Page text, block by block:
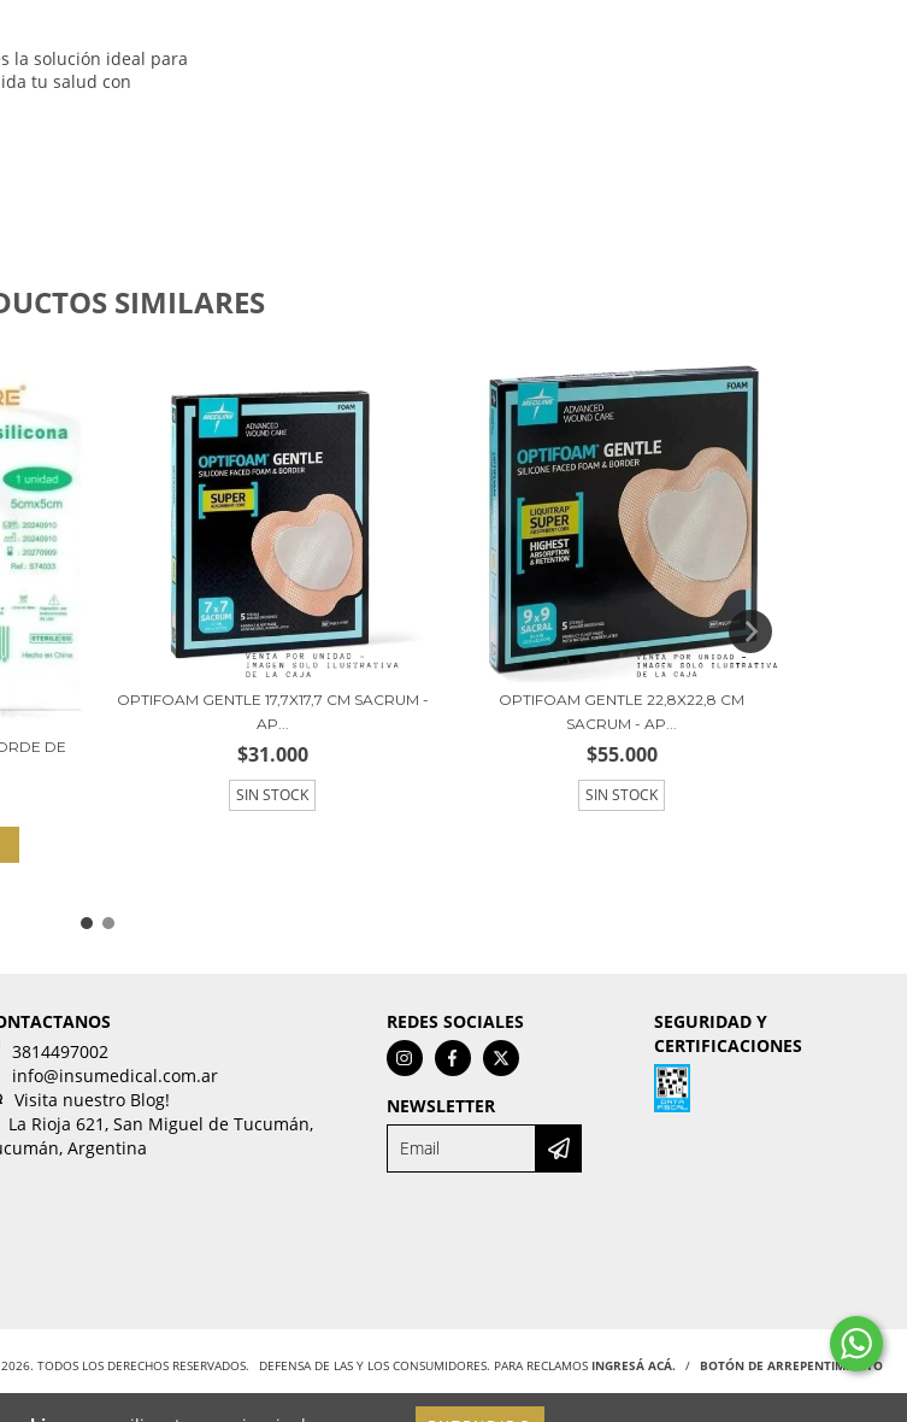
la solución ideal para
tu salud con
SIMILARES
DE
OPTIFOAM GENTLE 17,7X17,7 CM SACRUM -
AP...
$31.000
SIN STOCK
OPTIFOAM GENTLE 22,8X22,8 CM
SACRUM - AP...
$55.000
SIN STOCK
3814497002
info@insumedical.com.ar
Visita nuestro Blog!
La Rioja 621, San Miguel de Tucumán,
Argentina
REDES SOCIALES
NEWSLETTER
SEGURIDAD Y
CERTIFICACIONES
TODOS LOS DERECHOS RESERVADOS. DEFENSA DE LAS Y LOS CONSUMIDORES. PARA RECLAMOS INGRESÁ ACÁ. / BOTÓN DE ARREPENTIMIENTO